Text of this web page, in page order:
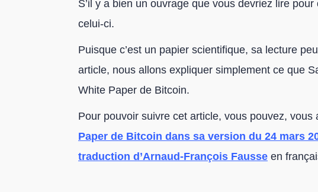
S’il y a bien un ouvrage que vous devriez lire pour
celui-ci.
Puisque c’est un papier scientifique, sa lecture
article, nous allons expliquer simplement ce que
White Paper de Bitcoin.
Pour pouvoir suivre cet article, vous pouvez, vous
Paper de Bitcoin dans sa version du 24 mars
traduction d’Arnaud-François Fausse en